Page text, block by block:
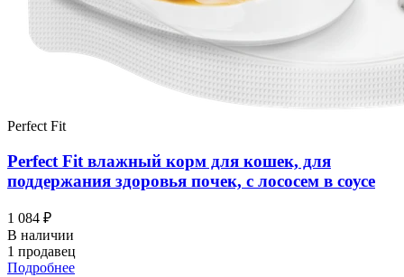
Perfect Fit
Perfect Fit влажный корм для кошек, для
поддержания здоровья почек, с лососем в соусе
1 084 ₽
В наличии
1 продавец
Подробнее